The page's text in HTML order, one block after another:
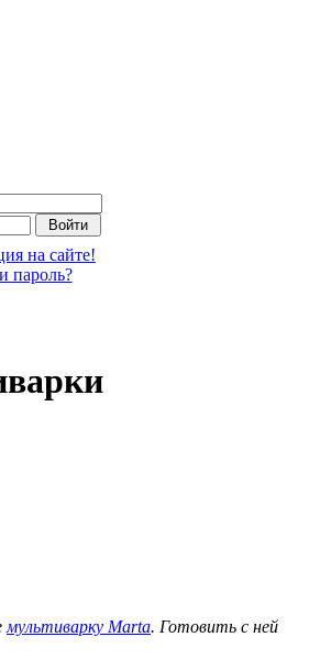
на сайте!
пароль?
мультиварку Marta. Готовить с ней